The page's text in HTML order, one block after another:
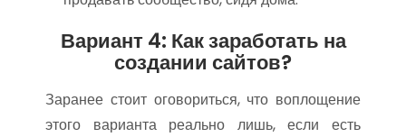
Вариант 4: Как заработать на
создании сайтов?
Заранее стоит оговориться, что воплощение
этого варианта реально лишь, если есть